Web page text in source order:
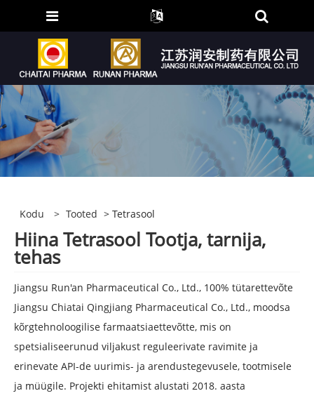
Kodu > Tooted > Tetrasool
Hiina Tetrasool Tootja, tarnija,
tehas
Jiangsu Run'an Pharmaceutical Co., Ltd., 100% tütarettevõte
Jiangsu Chiatai Qingjiang Pharmaceutical Co., Ltd., moodsa
kõrgtehnoloogilise farmaatsiaettevõtte, mis on
spetsialiseerunud viljakust reguleerivate ravimite ja
erinevate API-de uurimis- ja arendustegevusele, tootmisele
ja müügile. Projekti ehitamist alustati 2018. aasta